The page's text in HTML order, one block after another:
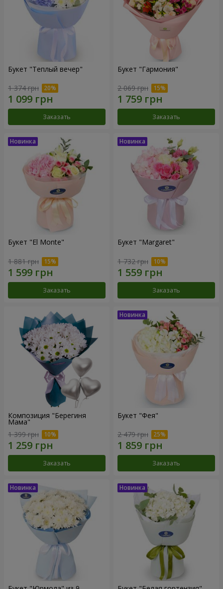
Букет "Теплый вечер"
1 374 грн
Заказать
Букет "Гармония"
2 069 грн
Заказать
Букет "El Monte"
1 881 грн
Заказать
Букет "Margaret"
1 732 грн
Заказать
Композиция "Берегиня
Мама"
1 399 грн
Заказать
Букет "Фея"
2 479 грн
Заказать